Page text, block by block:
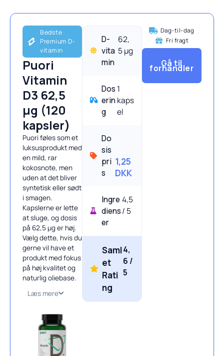
Bedste
Premium D-
vitamin
Puori
Vitamin
D3 62,5
µg (120
kapsler)
Puori føles som et
luksusprodukt med
en mild, rar
kokosnote, men
uden at det bliver
syntetisk eller sødt
i smagen.
Kapslerne er lette
at sluge, og dosis
på 62,5 µg er høj.
Vælg dette, hvis du
gerne vil have et
produkt med fokus
på høj kvalitet og
naturlig oliebase.
Læs mere
D-
vita
min
62,
5 μg
Dos
erin
g
1
kaps
el
Do
sis
pri
s
1,25
DKK
Ingre
diens
er
4,5
/ 5
Saml
et
Rati
ng
4,
6 /
5
Dag-til-dag
Fri fragt
Gå til
forhandler